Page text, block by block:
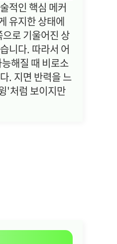
적인 핵심 메커
유지한 상태에
로 기울어진 상
니다. 따라서 어
해질 때 비로소
. 지면 반력을 느
'처럼 보이지만